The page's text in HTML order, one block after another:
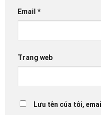
Email *
Trang web
Lưu tên của tôi,